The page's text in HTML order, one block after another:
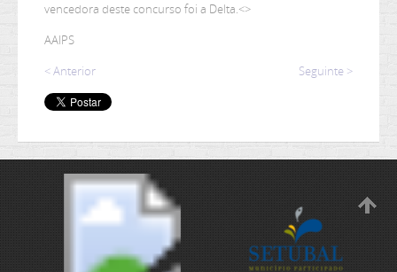
vencedora deste concurso foi a Delta.<>
AAIPS
< Anterior
Seguinte >